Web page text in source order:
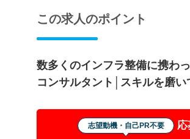
この求人のポイント
数多くのインフラ整備に携わ
コンサルタント│スキルを磨
志望動機・自己PR不要